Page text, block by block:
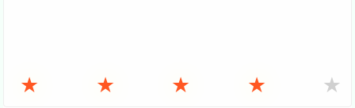
★ ★ ★ ★ ★